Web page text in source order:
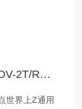
博勒飞粘度计DV-2T博勒飞粘度计DV-2T/RV/LV
世界上Z通用